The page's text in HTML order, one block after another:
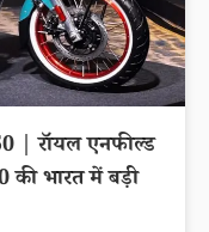
| रॉयल एनफील्ड
बड़ी